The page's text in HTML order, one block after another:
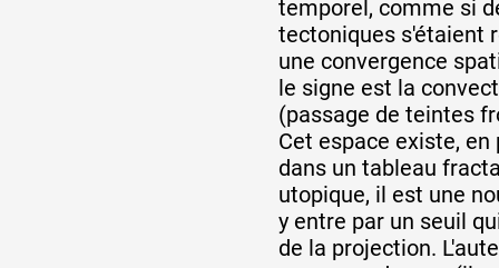
temporel, comme si
tectoniques s'étaient
une convergence
le signe est la
(passage de teintes
Cet espace existe,
dans un tableau
utopique, il est une
y entre par un seuil
de la projection.